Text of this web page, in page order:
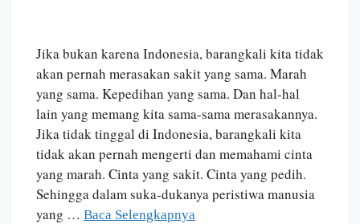
Jika bukan karena Indonesia, barangkali kita tidak
akan pernah merasakan sakit yang sama. Marah
yang sama. Kepedihan yang sama. Dan hal-hal
lain yang memang kita sama-sama merasakannya.
Jika tidak tinggal di Indonesia, barangkali kita
tidak akan pernah mengerti dan memahami cinta
yang marah. Cinta yang sakit. Cinta yang pedih.
Sehingga dalam suka-dukanya peristiwa manusia
yang … Baca Selengkapnya